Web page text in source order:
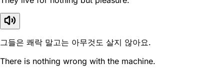
그들은 쾌락 말고는 아무것도 살지 않아요.
There is nothing wrong with the machine.